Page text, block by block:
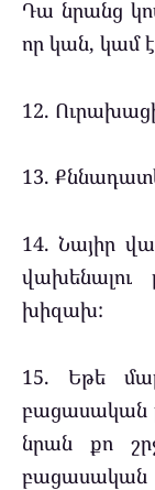
Դա նրանց
որ կան, կամ
12.
13.
14. Նայիր
վախենալու
խիզախ:
15. Եթե
բացասական
նրան քո